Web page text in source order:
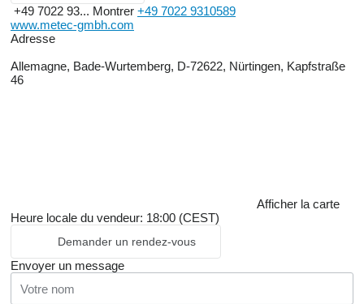
+49 7022 93... Montrer +49 7022 9310589
www.metec-gmbh.com
Adresse
Allemagne, Bade-Wurtemberg, D-72622, Nürtingen, Kapfstraße
46
Afficher la carte
Heure locale du vendeur: 18:00 (CEST)
Demander un rendez-vous
Envoyer un message